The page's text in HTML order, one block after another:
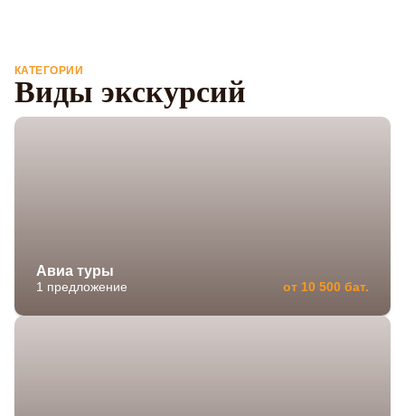
КАТЕГОРИИ
Виды экскурсий
Авиа туры
1 предложение от 10 500 бат.